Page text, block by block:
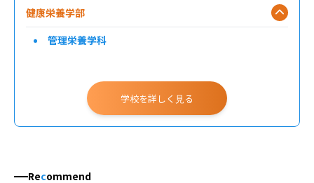
健康栄養学部
管理栄養学科
学校を詳しく見る
Recommend